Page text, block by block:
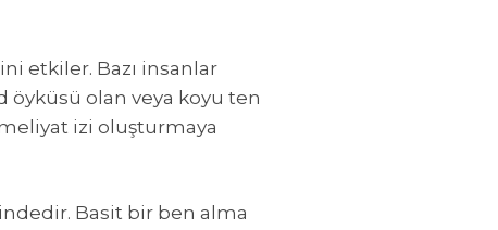
etkiler. Bazı insanlar
öyküsü olan veya koyu ten
izi oluşturmaya
Basit bir ben alma